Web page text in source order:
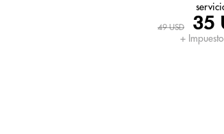
49 USD 35
+